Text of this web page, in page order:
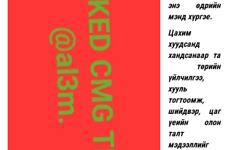
энэ өдрийн
мэнд хүргэе.
Цахим
хуудсанд
хандсанаар та
төрийн
үйлчилгээ,
хууль
тогтоомж,
шийдвэр, цаг
үеийн олон
талт
мэдээллийг